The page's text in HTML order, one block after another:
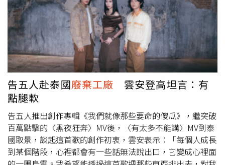
告五人赴泰國廢棄工廠 雲安登高坦言：有
點腿軟
告五人推出創作專輯《我們就像那些要命的傻瓜》，繼突破
百萬點擊的〈黑夜狂奔〉MV後，〈有太多不能講〉MV到泰
國取景，談起這首歌的創作初衷，雲安表示：「每個人成長
到某個階段，心裡都會有一些話無法說出口，它變成心裡面